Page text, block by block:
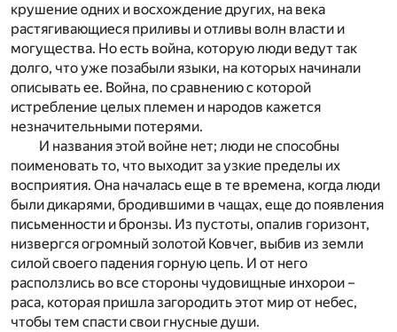
крушение одних и восхождение других, на века
растягивающиеся приливы и отливы волн власти и
могущества. Но есть война, которую люди ведут так
долго, что уже позабыли языки, на которых начинали
описывать ее. Война, по сравнению с которой
истребление целых племен и народов кажется
незначительными потерями.
И названия этой войне нет; люди не способны
поименовать то, что выходит за узкие пределы их
восприятия. Она началась еще в те времена, когда люди
были дикарями, бродившими в чащах, еще до появления
письменности и бронзы. Из пустоты, опалив горизонт,
низвергся огромный золотой Ковчег, выбив из земли
силой своего падения горную цепь. И от него
расползлись во все стороны чудовищные инхорои –
раса, которая пришла загородить этот мир от небес,
чтобы тем спасти свои гнусные души.